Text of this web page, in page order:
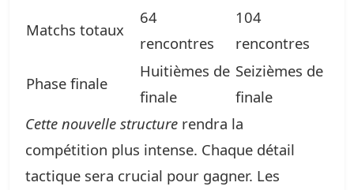
Matchs totaux
64
rencontres
104
rencontres
Phase finale
Huitièmes de
finale
Seizièmes de
finale
Cette nouvelle structure rendra la
compétition plus intense. Chaque détail
tactique sera crucial pour gagner. Les